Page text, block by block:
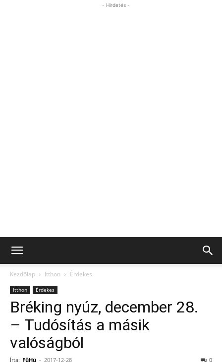
- Hirdetés -
Kezdőlap Itthon Érdekes
Itthon Érdekes
Bréking nyúz, december 28.
– Tudósítás a másik
valóságból
Írta: FüHü - 2017-12-28 0